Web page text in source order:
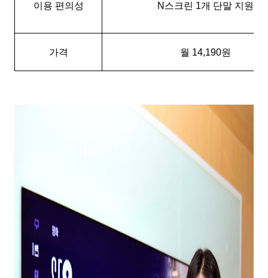
이용 편의성 N 스크린 1개 단말 지원
가격 월 14,190원